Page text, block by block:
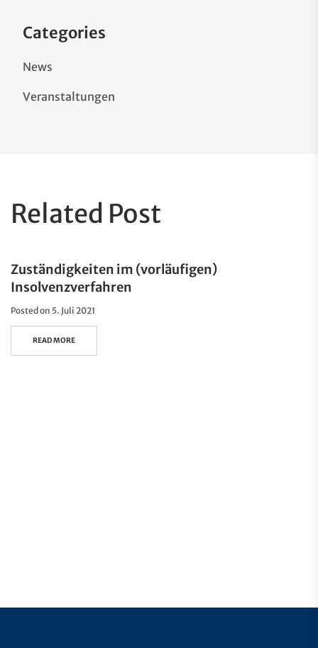
Categories
News
Veranstaltungen
Related Post
Zuständigkeiten im (vorläufigen)
Insolvenzverfahren
Posted on 5. Juli 2021
READ MORE